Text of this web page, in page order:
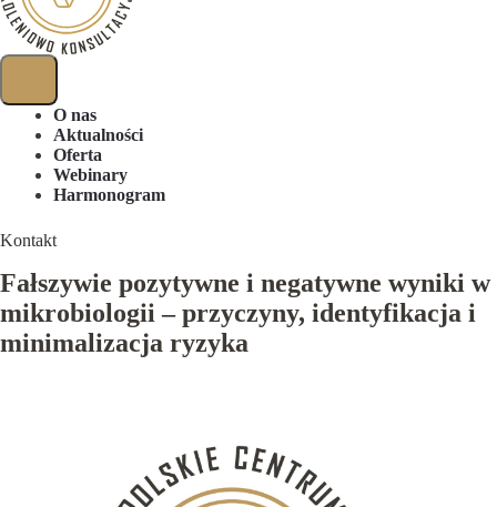
O nas
Aktualności
Oferta
Webinary
Harmonogram
Kontakt
Fałszywie pozytywne i negatywne wyniki w
mikrobiologii – przyczyny, identyfikacja i
minimalizacja ryzyka